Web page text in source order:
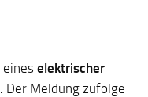
elektrischer
Der Meldung zufolge